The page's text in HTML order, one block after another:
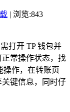
| 浏览:843
打开 TP 钱包并
常操作状态，找
操作，在转账页
键信息，同时仔